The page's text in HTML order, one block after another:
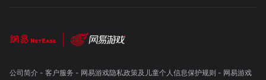
公司简介- 客户服务 - 网易游戏隐私政策及儿童个人信息保护规则 - 网易游戏